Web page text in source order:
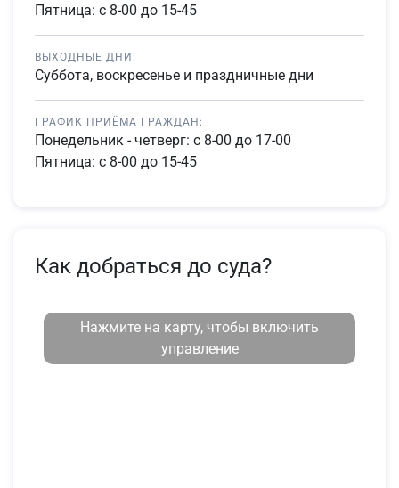
Пятница: с 8-00 до 15-45
ВЫХОДНЫЕ ДНИ:
Суббота, воскресенье и праздничные дни
ГРАФИК ПРИЁМА ГРАЖДАН:
Понедельник - четверг: с 8-00 до 17-00
Пятница: с 8-00 до 15-45
Как добраться до суда?
Нажмите на карту, чтобы включить
управление